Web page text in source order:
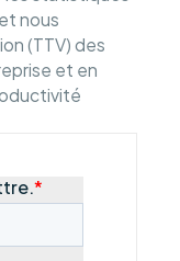
nous
(TTV) des
et en